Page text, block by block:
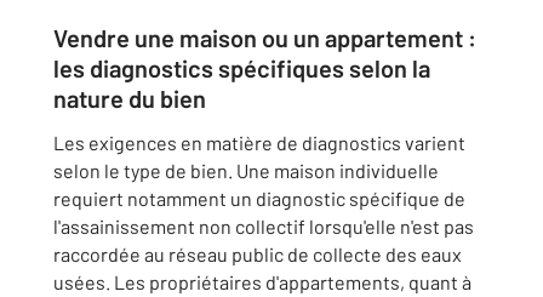
Vendre une maison ou un appartement :
les diagnostics spécifiques selon la
nature du bien
Les exigences en matière de diagnostics varient
selon le type de bien. Une maison individuelle
requiert notamment un diagnostic spécifique de
l'assainissement non collectif lorsqu'elle n'est pas
raccordée au réseau public de collecte des eaux
usées. Les propriétaires d'appartements, quant à